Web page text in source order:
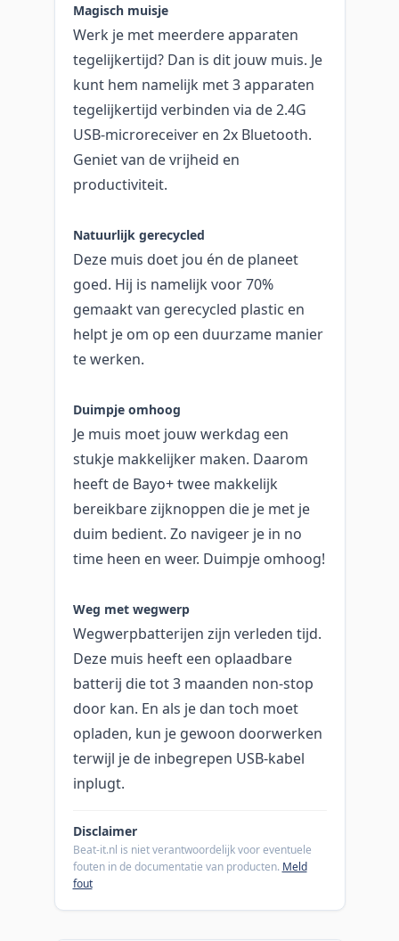
Magisch muisje
Werk je met meerdere apparaten
tegelijkertijd? Dan is dit jouw muis. Je
kunt hem namelijk met 3 apparaten
tegelijkertijd verbinden via de 2.4G
USB-microreceiver en 2x Bluetooth.
Geniet van de vrijheid en
productiviteit.
Natuurlijk gerecycled
Deze muis doet jou én de planeet
goed. Hij is namelijk voor 70%
gemaakt van gerecycled plastic en
helpt je om op een duurzame manier
te werken.
Duimpje omhoog
Je muis moet jouw werkdag een
stukje makkelijker maken. Daarom
heeft de Bayo+ twee makkelijk
bereikbare zijknoppen die je met je
duim bedient. Zo navigeer je in no
time heen en weer. Duimpje omhoog!
Weg met wegwerp
Wegwerpbatterijen zijn verleden tijd.
Deze muis heeft een oplaadbare
batterij die tot 3 maanden non-stop
door kan. En als je dan toch moet
opladen, kun je gewoon doorwerken
terwijl je de inbegrepen USB-kabel
inplugt.
Disclaimer
Beat-it.nl is niet verantwoordelijk voor eventuele
fouten in de documentatie van producten. Meld
fout